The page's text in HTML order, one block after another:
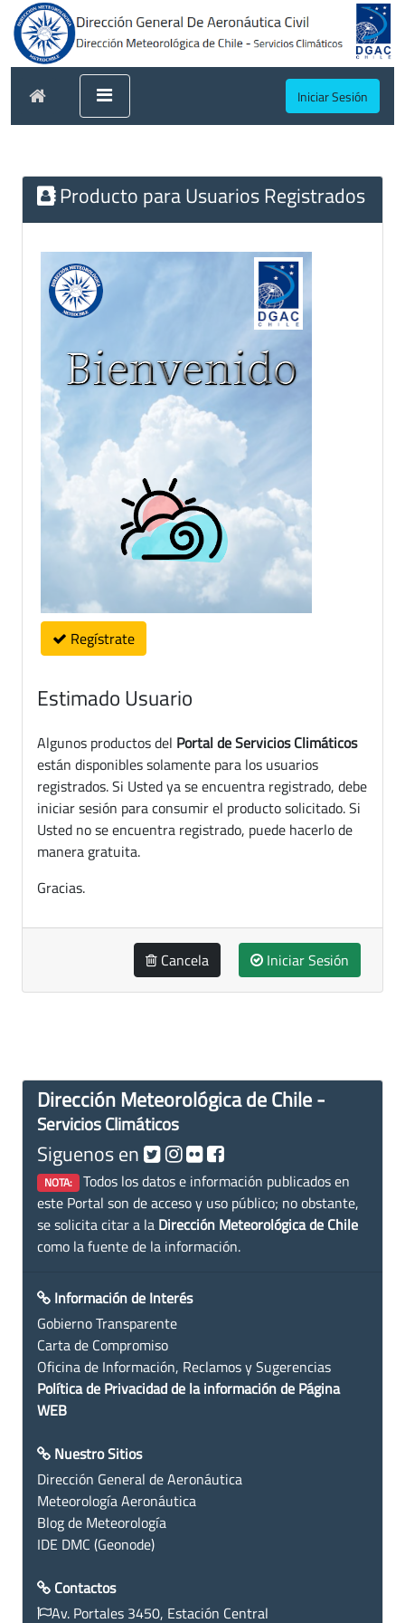
Iniciar Sesión
Producto para Usuarios Registrados
Regístrate
Estimado Usuario
Algunos productos del Portal de Servicios Climáticos
están disponibles solamente para los usuarios
registrados. Si Usted ya se encuentra registrado, debe
iniciar sesión para consumir el producto solicitado. Si
Usted no se encuentra registrado, puede hacerlo de
manera gratuita.
Gracias.
Cancela Iniciar Sesión
Dirección Meteorológica de Chile -
Servicios Climáticos
Siguenos en
NOTA: Todos los datos e información publicados en
este Portal son de acceso y uso público; no obstante,
se solicita citar a la Dirección Meteorológica de Chile
como la fuente de la información.
Información de Interés
Gobierno Transparente
Carta de Compromiso
Oficina de Información, Reclamos y Sugerencias
Política de Privacidad de la información de Página
WEB
Nuestro Sitios
Dirección General de Aeronáutica
Meteorología Aeronáutica
Blog de Meteorología
IDE DMC (Geonode)
Contactos
Av. Portales 3450, Estación Central